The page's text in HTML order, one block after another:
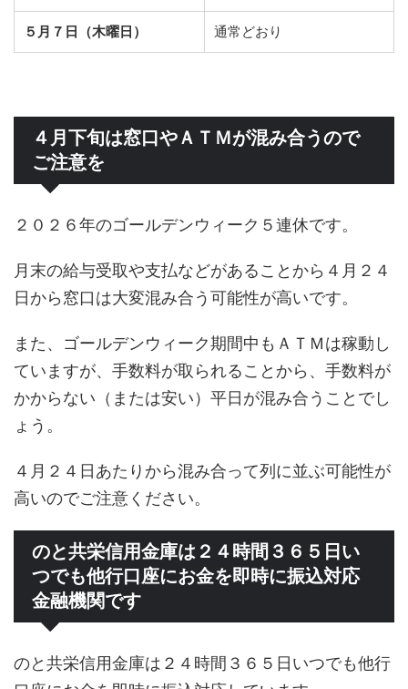
５月７日（木曜日） 通常どおり
４月下旬は窓口やＡＴＭが混み合うので
ご注意を
２０２６年のゴールデンウィーク５連休です。
月末の給与受取や支払などがあることから４月２４
日から窓口は大変混み合う可能性が高いです。
また、ゴールデンウィーク期間中もＡＴＭは稼動し
ていますが、手数料が取られることから、手数料が
かからない（または安い）平日が混み合うことでし
ょう。
４月２４日あたりから混み合って列に並ぶ可能性が
高いのでご注意ください。
のと共栄信用金庫は２４時間３６５日い
つでも他行口座にお金を即時に振込対応
金融機関です
のと共栄信用金庫は２４時間３６５日いつでも他行